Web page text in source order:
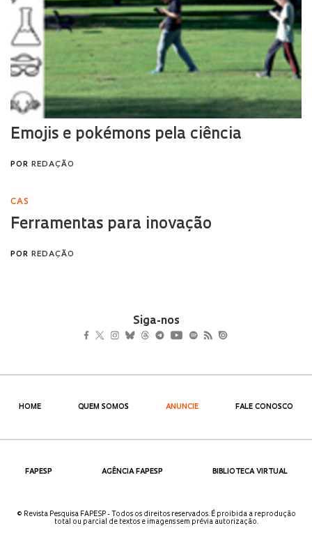
Siga-nos
HOME QUEM SOMOS ANUNCIE FALE CONOSCO
FAPESP AGÊNCIA FAPESP BIBLIOTECA VIRTUAL
© Revista Pesquisa FAPESP - Todos os direitos reservados. É proibida a reprodução
total ou parcial de textos e imagens sem prévia autorização.